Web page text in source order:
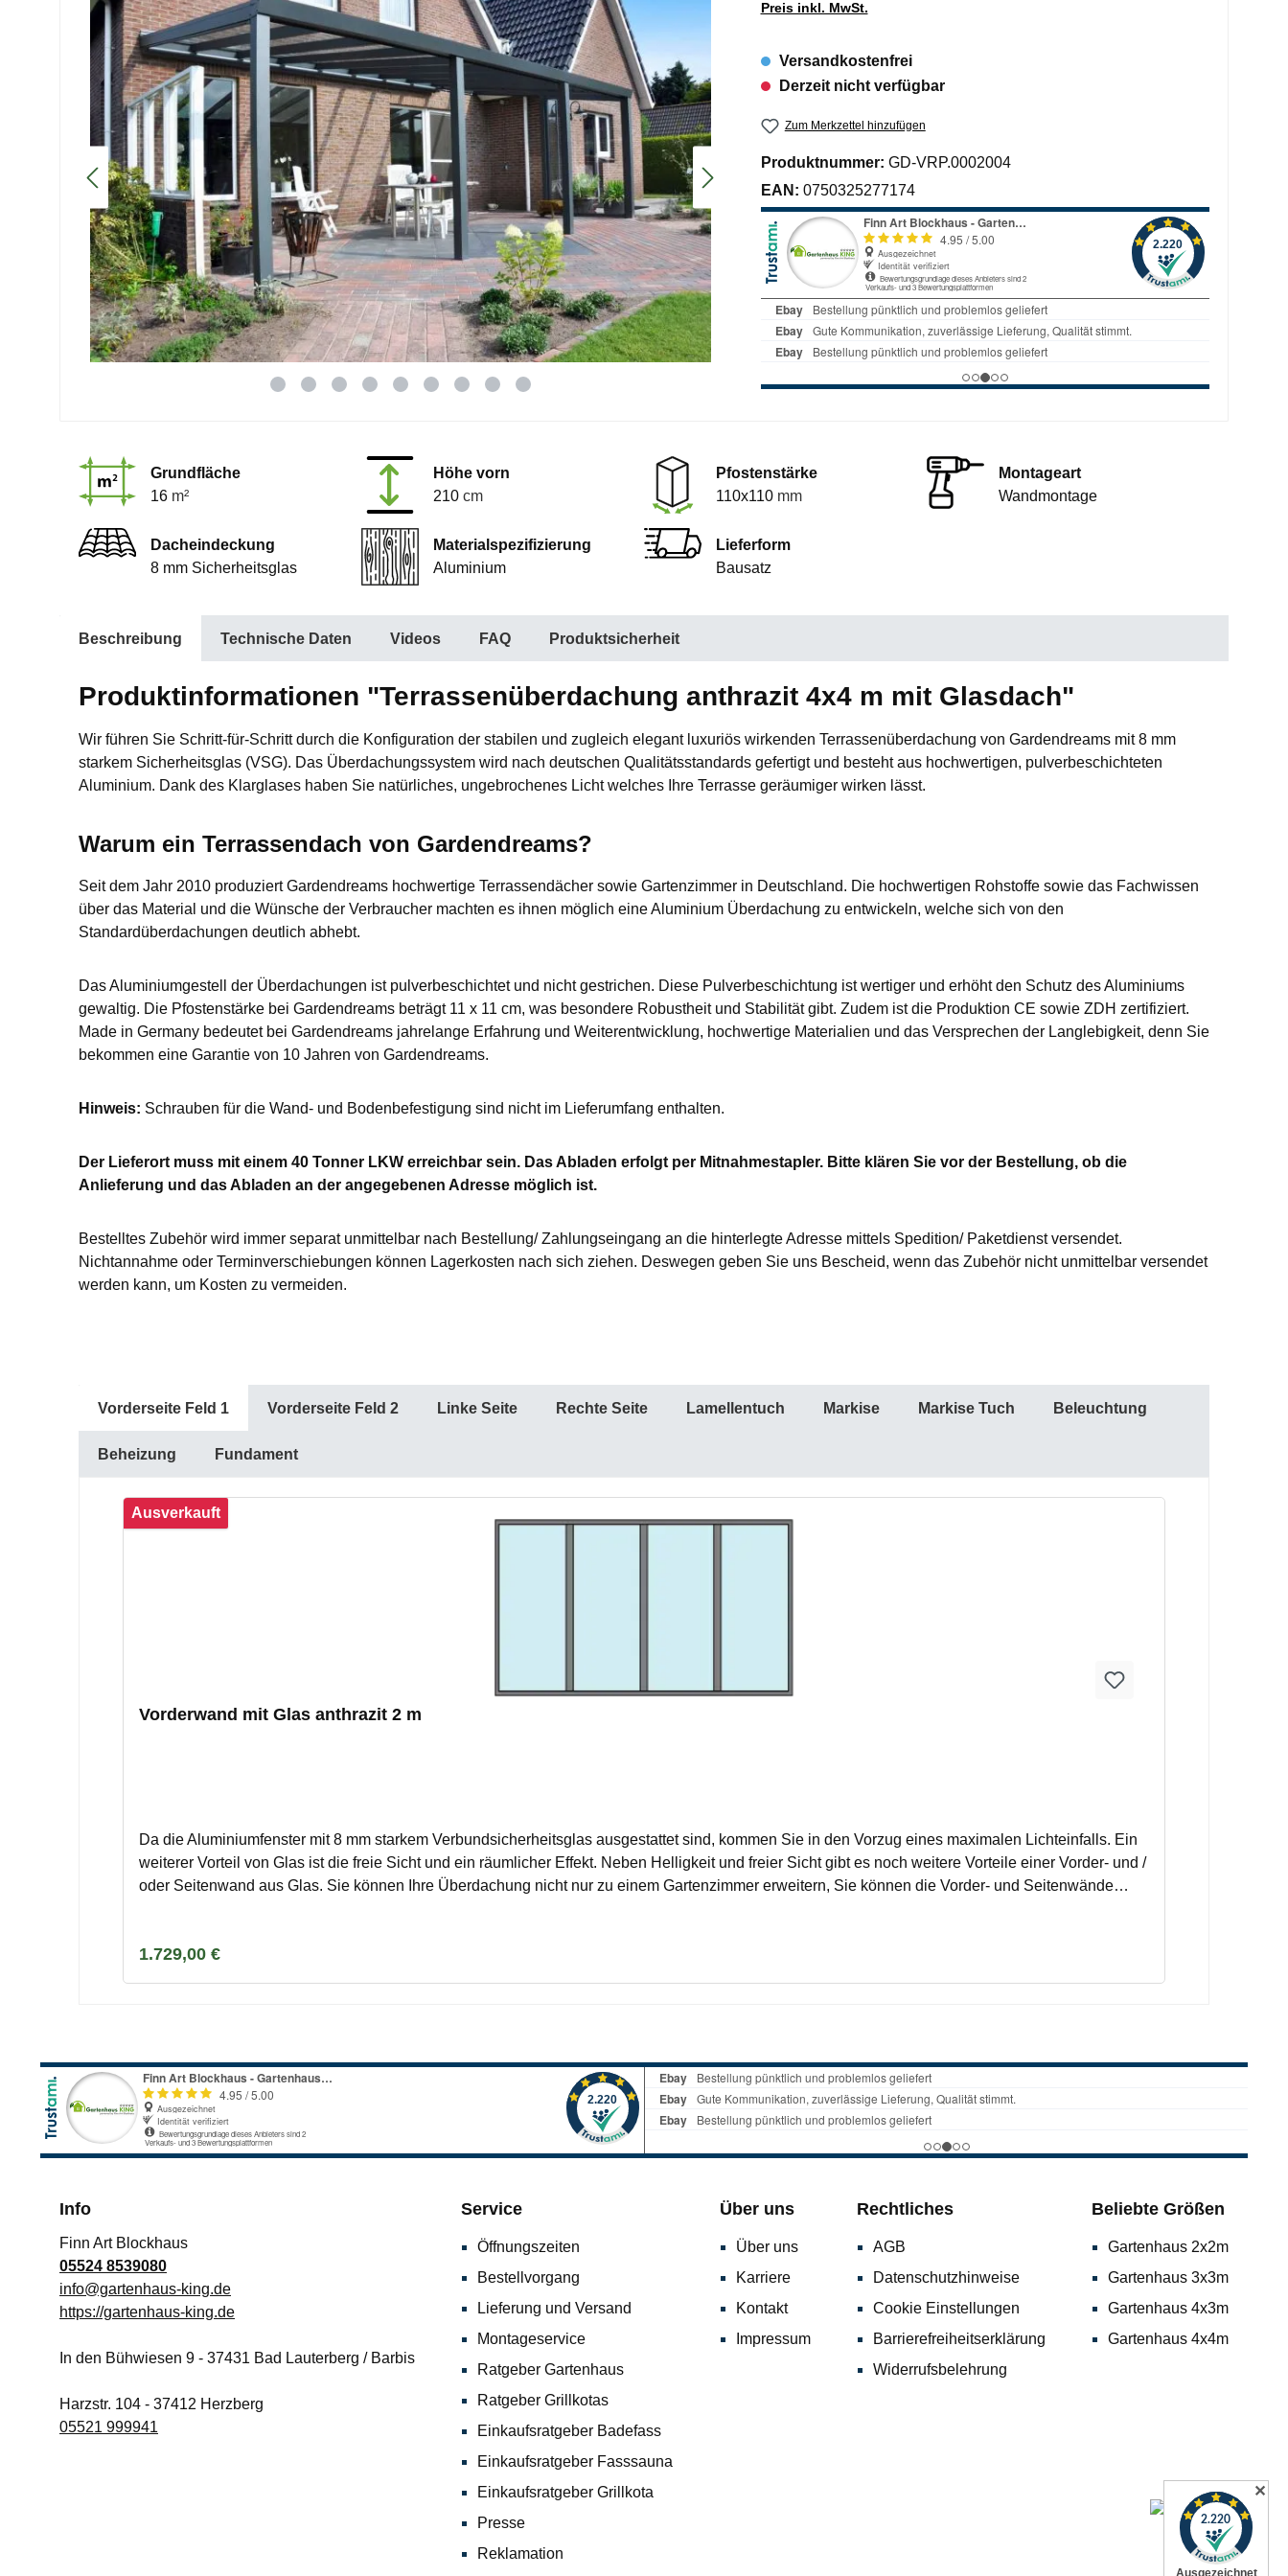
Preis inkl. MwSt.
Versandkostenfrei
Derzeit nicht verfügbar
Zum Merkzettel hinzufügen
Produktnummer: GD-VRP.0002004
EAN: 0750325277174
Grundfläche
16 m²
Höhe vorn
210 cm
Pfostenstärke
110x110 mm
Montageart
Wandmontage
Dacheindeckung
8 mm Sicherheitsglas
Materialspezifizierung
Aluminium
Lieferform
Bausatz
Beschreibung Technische Daten Videos FAQ Produktsicherheit
Produktinformationen "Terrassenüberdachung anthrazit 4x4 m mit Glasdach"
Wir führen Sie Schritt-für-Schritt durch die Konfiguration der stabilen und zugleich elegant luxuriös wirkenden Terrassenüberdachung von Gardendreams mit 8 mm
starkem Sicherheitsglas (VSG). Das Überdachungssystem wird nach deutschen Qualitätsstandards gefertigt und besteht aus hochwertigen, pulverbeschichteten
Aluminium. Dank des Klarglases haben Sie natürliches, ungebrochenes Licht welches Ihre Terrasse geräumiger wirken lässt.
Warum ein Terrassendach von Gardendreams?
Seit dem Jahr 2010 produziert Gardendreams hochwertige Terrassendächer sowie Gartenzimmer in Deutschland. Die hochwertigen Rohstoffe sowie das Fachwissen
über das Material und die Wünsche der Verbraucher machten es ihnen möglich eine Aluminium Überdachung zu entwickeln, welche sich von den
Standardüberdachungen deutlich abhebt.
Das Aluminiumgestell der Überdachungen ist pulverbeschichtet und nicht gestrichen. Diese Pulverbeschichtung ist wertiger und erhöht den Schutz des Aluminiums
gewaltig. Die Pfostenstärke bei Gardendreams beträgt 11 x 11 cm, was besondere Robustheit und Stabilität gibt. Zudem ist die Produktion CE sowie ZDH zertifiziert.
Made in Germany bedeutet bei Gardendreams jahrelange Erfahrung und Weiterentwicklung, hochwertige Materialien und das Versprechen der Langlebigkeit, denn Sie
bekommen eine Garantie von 10 Jahren von Gardendreams.
Hinweis: Schrauben für die Wand- und Bodenbefestigung sind nicht im Lieferumfang enthalten.
Der Lieferort muss mit einem 40 Tonner LKW erreichbar sein. Das Abladen erfolgt per Mitnahmestapler. Bitte klären Sie vor der Bestellung, ob die
Anlieferung und das Abladen an der angegebenen Adresse möglich ist.
Bestelltes Zubehör wird immer separat unmittelbar nach Bestellung/ Zahlungseingang an die hinterlegte Adresse mittels Spedition/ Paketdienst versendet.
Nichtannahme oder Terminverschiebungen können Lagerkosten nach sich ziehen. Deswegen geben Sie uns Bescheid, wenn das Zubehör nicht unmittelbar versendet
werden kann, um Kosten zu vermeiden.
Vorderseite Feld 1 Vorderseite Feld 2 Linke Seite Rechte Seite Lamellentuch Markise Markise Tuch Beleuchtung
Beheizung Fundament
Produktgalerie überspringen
Ausverkauft
Vorderwand mit Glas anthrazit 2 m
Da die Aluminiumfenster mit 8 mm starkem Verbundsicherheitsglas ausgestattet sind, kommen Sie in den Vorzug eines maximalen Lichteinfalls. Ein
weiterer Vorteil von Glas ist die freie Sicht und ein räumlicher Effekt. Neben Helligkeit und freier Sicht gibt es noch weitere Vorteile einer Vorder- und /
oder Seitenwand aus Glas. Sie können Ihre Überdachung nicht nur zu einem Gartenzimmer erweitern, Sie können die Vorder- und Seitenwände
separat unmittelbar nach Bestellung/ Zahlungseingang an die hinterlegte Adresse mittels Spedition/ Paketdienst versendet. Nichtannahme oder
Regulärer Preis:
1.729,00 €
Info
Finn Art Blockhaus
05524 8539080
info@gartenhaus-king.de
https://gartenhaus-king.de
In den Bühwiesen 9 - 37431 Bad Lauterberg / Barbis
Harzstr. 104 - 37412 Herzberg
05521 999941
Service
Öffnungszeiten
Bestellvorgang
Lieferung und Versand
Montageservice
Ratgeber Gartenhaus
Ratgeber Grillkotas
Einkaufsratgeber Badefass
Einkaufsratgeber Fasssauna
Einkaufsratgeber Grillkota
Presse
Reklamation
Über uns
Über uns
Karriere
Kontakt
Impressum
Rechtliches
AGB
Datenschutzhinweise
Cookie Einstellungen
Barrierefreiheitserklärung
Widerrufsbelehrung
Beliebte Größen
Gartenhaus 2x2m
Gartenhaus 3x3m
Gartenhaus 4x3m
Gartenhaus 4x4m
✕